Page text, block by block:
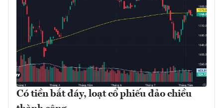
Có tiền bắt đáy, loạt cổ phiếu đảo chiều